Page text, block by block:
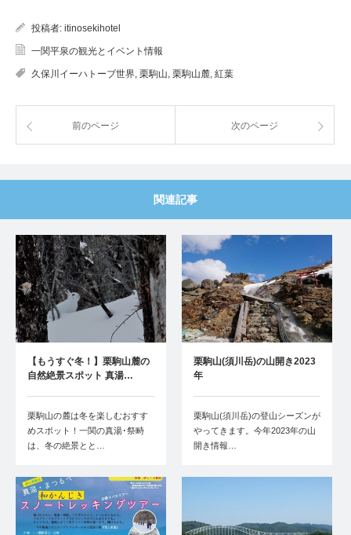
投稿者: itinosekihotel
一関平泉の観光とイベント情報
久保川イーハトーブ世界, 栗駒山, 栗駒山麓, 紅葉
前のページ 次のページ
関連記事
【もうすぐ冬！】栗駒山麓の
自然絶景スポット 真湯…
栗駒山の麓は冬を楽しむおすす
めスポット！一関の真湯･祭畤
は、冬の絶景とと…
栗駒山(須川岳)の山開き2023
年
栗駒山(須川岳)の登山シーズンが
やってきます。今年2023年の山
開き情報…